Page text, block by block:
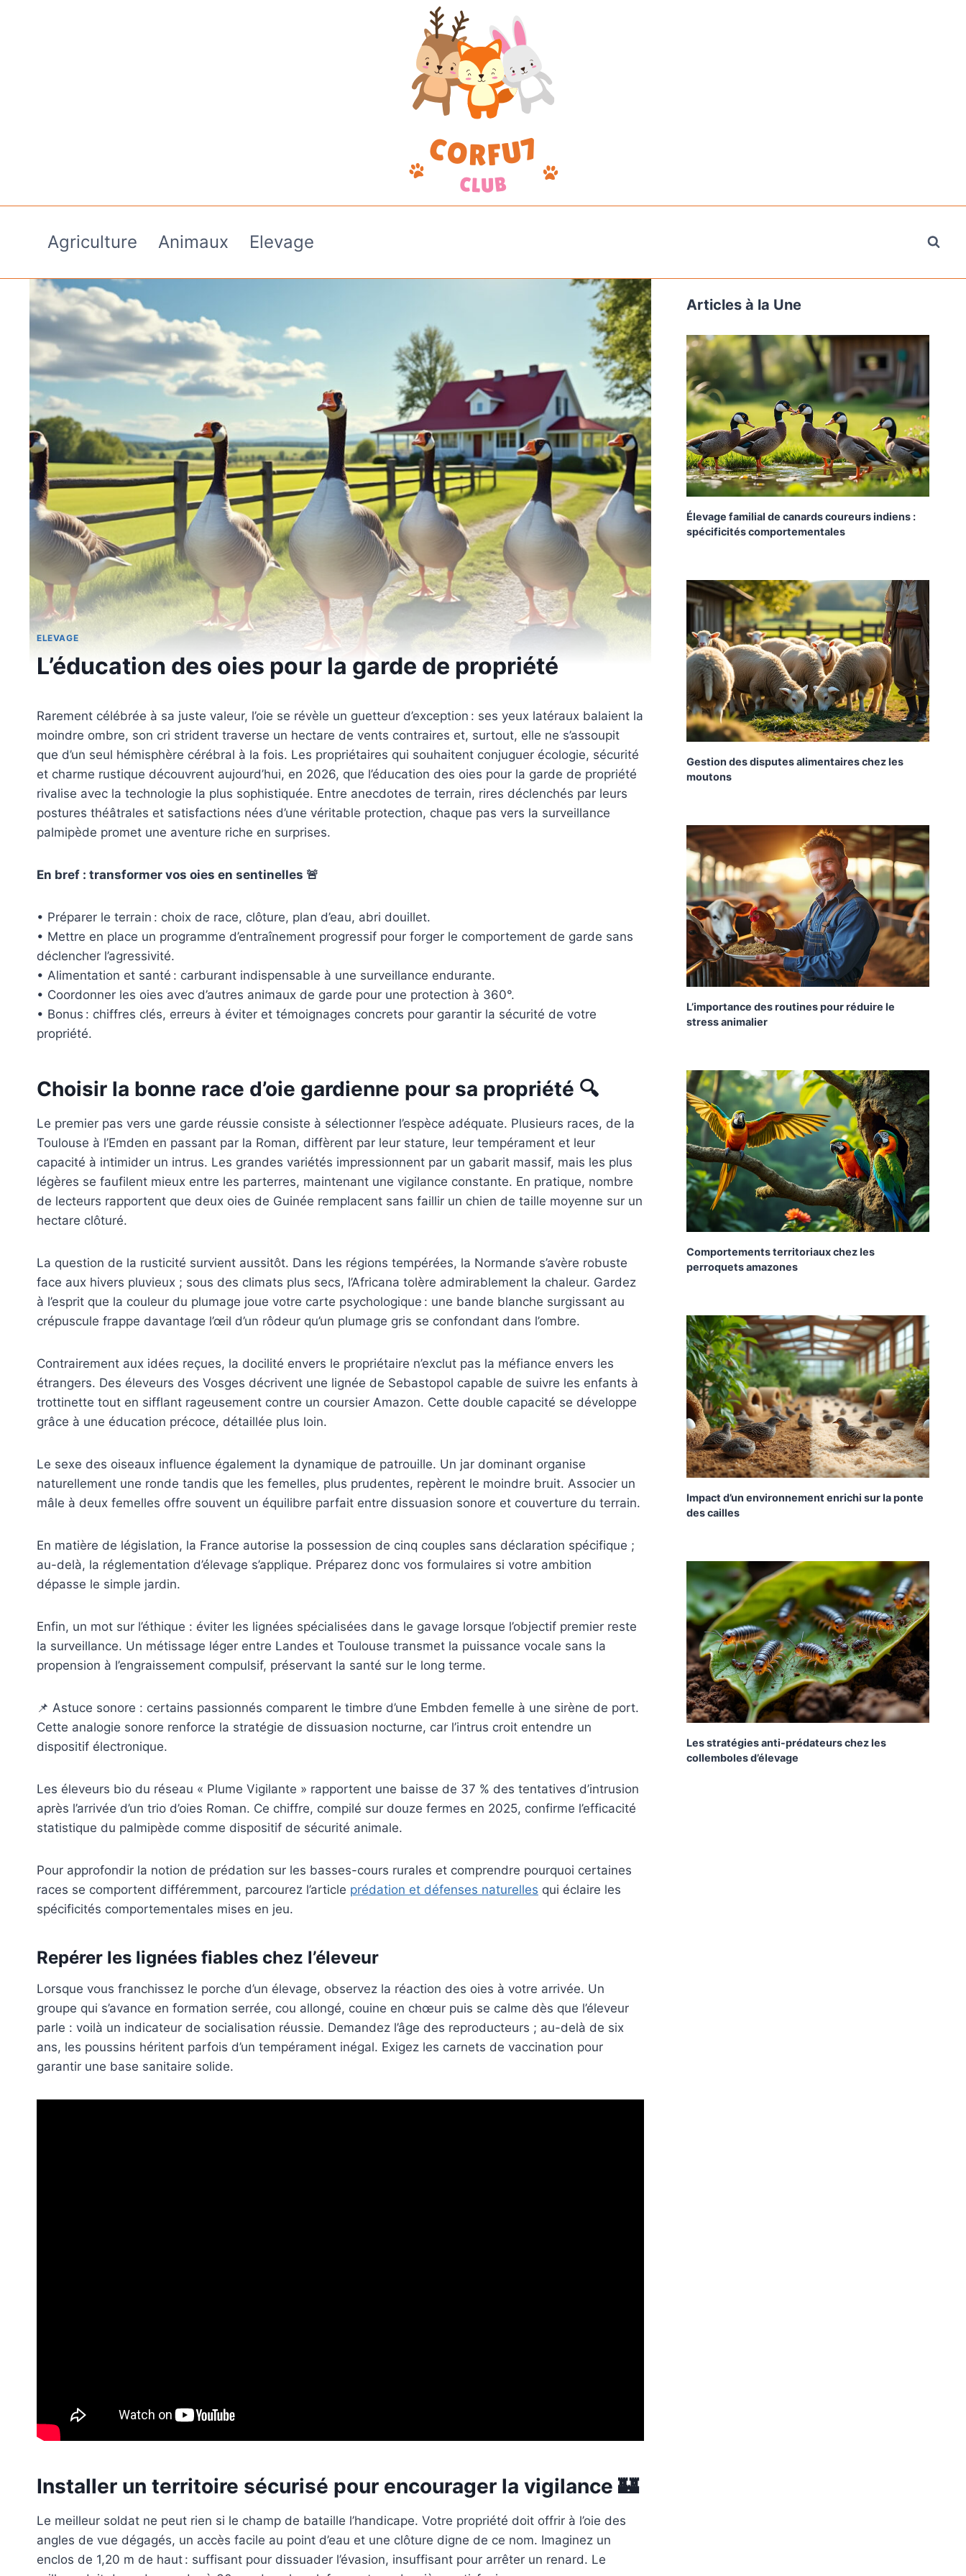
Agriculture Animaux Elevage
ELEVAGE
L’éducation des oies pour la garde de propriété
Rarement célébrée à sa juste valeur, l’oie se révèle un guetteur d’exception : ses yeux latéraux balaient la
moindre ombre, son cri strident traverse un hectare de vents contraires et, surtout, elle ne s’assoupit
que d’un seul hémisphère cérébral à la fois. Les propriétaires qui souhaitent conjuguer écologie, sécurité
et charme rustique découvrent aujourd’hui, en 2026, que l’éducation des oies pour la garde de propriété
rivalise avec la technologie la plus sophistiquée. Entre anecdotes de terrain, rires déclenchés par leurs
postures théâtrales et satisfactions nées d’une véritable protection, chaque pas vers la surveillance
palmipède promet une aventure riche en surprises.
En bref : transformer vos oies en sentinelles 🚨
• Préparer le terrain : choix de race, clôture, plan d’eau, abri douillet.
• Mettre en place un programme d’entraînement progressif pour forger le comportement de garde sans
déclencher l’agressivité.
• Alimentation et santé : carburant indispensable à une surveillance endurante.
• Coordonner les oies avec d’autres animaux de garde pour une protection à 360°.
• Bonus : chiffres clés, erreurs à éviter et témoignages concrets pour garantir la sécurité de votre
propriété.
Choisir la bonne race d’oie gardienne pour sa propriété 🔍
Le premier pas vers une garde réussie consiste à sélectionner l’espèce adéquate. Plusieurs races, de la
Toulouse à l’Emden en passant par la Roman, diffèrent par leur stature, leur tempérament et leur
capacité à intimider un intrus. Les grandes variétés impressionnent par un gabarit massif, mais les plus
légères se faufilent mieux entre les parterres, maintenant une vigilance constante. En pratique, nombre
de lecteurs rapportent que deux oies de Guinée remplacent sans faillir un chien de taille moyenne sur un
hectare clôturé.
La question de la rusticité survient aussitôt. Dans les régions tempérées, la Normande s’avère robuste
face aux hivers pluvieux ; sous des climats plus secs, l’Africana tolère admirablement la chaleur. Gardez
à l’esprit que la couleur du plumage joue votre carte psychologique : une bande blanche surgissant au
crépuscule frappe davantage l’œil d’un rôdeur qu’un plumage gris se confondant dans l’ombre.
Contrairement aux idées reçues, la docilité envers le propriétaire n’exclut pas la méfiance envers les
étrangers. Des éleveurs des Vosges décrivent une lignée de Sebastopol capable de suivre les enfants à
trottinette tout en sifflant rageusement contre un coursier Amazon. Cette double capacité se développe
grâce à une éducation précoce, détaillée plus loin.
Le sexe des oiseaux influence également la dynamique de patrouille. Un jar dominant organise
naturellement une ronde tandis que les femelles, plus prudentes, repèrent le moindre bruit. Associer un
mâle à deux femelles offre souvent un équilibre parfait entre dissuasion sonore et couverture du terrain.
En matière de législation, la France autorise la possession de cinq couples sans déclaration spécifique ;
au-delà, la réglementation d’élevage s’applique. Préparez donc vos formulaires si votre ambition
dépasse le simple jardin.
Enfin, un mot sur l’éthique : éviter les lignées spécialisées dans le gavage lorsque l’objectif premier reste
la surveillance. Un métissage léger entre Landes et Toulouse transmet la puissance vocale sans la
propension à l’engraissement compulsif, préservant la santé sur le long terme.
📌 Astuce sonore : certains passionnés comparent le timbre d’une Embden femelle à une sirène de port.
Cette analogie sonore renforce la stratégie de dissuasion nocturne, car l’intrus croit entendre un
dispositif électronique.
Les éleveurs bio du réseau « Plume Vigilante » rapportent une baisse de 37 % des tentatives d’intrusion
après l’arrivée d’un trio d’oies Roman. Ce chiffre, compilé sur douze fermes en 2025, confirme l’efficacité
statistique du palmipède comme dispositif de sécurité animale.
Pour approfondir la notion de prédation sur les basses-cours rurales et comprendre pourquoi certaines
races se comportent différemment, parcourez l’article prédation et défenses naturelles qui éclaire les
spécificités comportementales mises en jeu.
Repérer les lignées fiables chez l’éleveur
Lorsque vous franchissez le porche d’un élevage, observez la réaction des oies à votre arrivée. Un
groupe qui s’avance en formation serrée, cou allongé, couine en chœur puis se calme dès que l’éleveur
parle : voilà un indicateur de socialisation réussie. Demandez l’âge des reproducteurs ; au-delà de six
ans, les poussins héritent parfois d’un tempérament inégal. Exigez les carnets de vaccination pour
garantir une base sanitaire solide.
Installer un territoire sécurisé pour encourager la vigilance 🏰
Le meilleur soldat ne peut rien si le champ de bataille l’handicape. Votre propriété doit offrir à l’oie des
angles de vue dégagés, un accès facile au point d’eau et une clôture digne de ce nom. Imaginez un
enclos de 1,20 m de haut : suffisant pour dissuader l’évasion, insuffisant pour arrêter un renard. Le
Articles à la Une
Élevage familial de canards coureurs indiens :
spécificités comportementales
Gestion des disputes alimentaires chez les
moutons
L’importance des routines pour réduire le
stress animalier
Comportements territoriaux chez les
perroquets amazones
Impact d’un environnement enrichi sur la ponte
des cailles
Les stratégies anti-prédateurs chez les
collemboles d’élevage